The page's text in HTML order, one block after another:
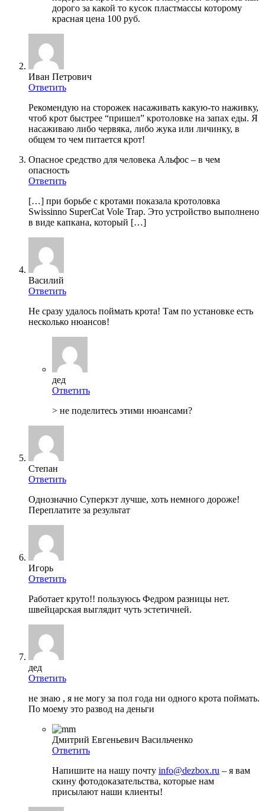
дорого за какой то кусок пластмассы которому
красная цена 100 руб.
Иван Петрович
Ответить
Рекомендую на сторожек насаживать какую-то наживку,
чтоб крот быстрее “пришел” кротоловке на запах еды. Я
насаживаю либо червяка, либо жука или личинку, в
общем то чем питается крот!
Опасное средство для человека Альфос – в чем
опасность
Ответить
[…] при борьбе с кротами показала кротоловка
Swissinno SuperCat Vole Trap. Это устройство выполнено
в виде капкана, который […]
Василий
Ответить
Не сразу удалось поймать крота! Там по установке есть
несколько нюансов!
дед
Ответить
> не поделитесь этими нюансами?
Степан
Ответить
Однозначно Суперкэт лучше, хоть немного дороже!
Переплатите за результат
Игорь
Ответить
Работает круто!! пользуюсь Федром разницы нет.
швейцарская выглядит чуть эстетичней.
дед
Ответить
не знаю , я не могу за пол года ни одного крота поймать.
По моему это развод на деньги
Дмитрий Евгеньевич Васильченко
Ответить
Напишите на нашу почту info@dezbox.ru – я вам
скину фотодоказательства, которые нам
присылают наши клиенты!